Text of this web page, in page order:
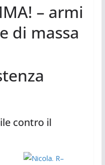
– armi
di massa
contro il